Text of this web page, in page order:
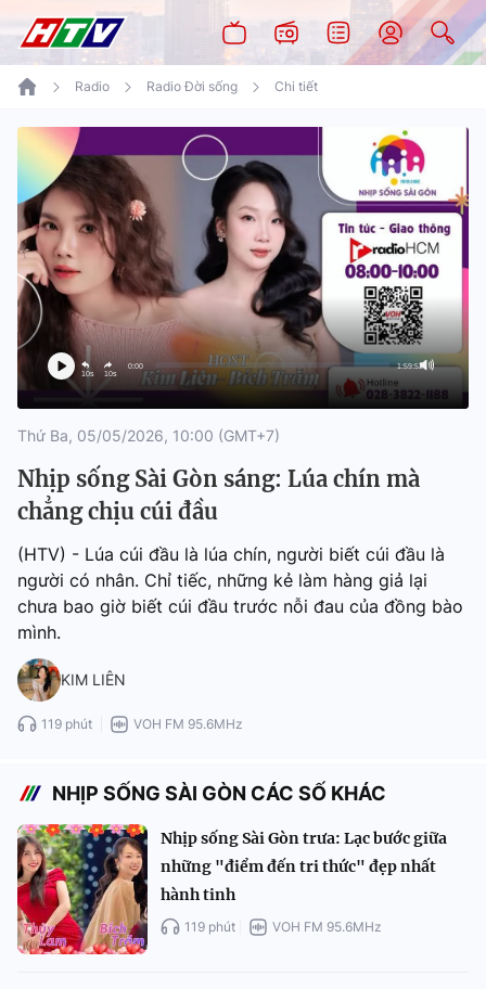
Radio Radio Đời sống Chi tiết
10s 10s
0:00 1:59:52
Thứ Ba, 05/05/2026, 10:00 (GMT+7)
Nhịp sống Sài Gòn sáng: Lúa chín mà
chẳng chịu cúi đầu
(HTV) - Lúa cúi đầu là lúa chín, người biết cúi đầu là
người có nhân. Chỉ tiếc, những kẻ làm hàng giả lại
chưa bao giờ biết cúi đầu trước nỗi đau của đồng bào
mình.
KIM LIÊN
119 phút VOH FM 95.6MHz
NHỊP SỐNG SÀI GÒN CÁC SỐ KHÁC
Nhịp sống Sài Gòn trưa: Lạc bước giữa
những "điểm đến tri thức" đẹp nhất
hành tinh
119 phút VOH FM 95.6MHz